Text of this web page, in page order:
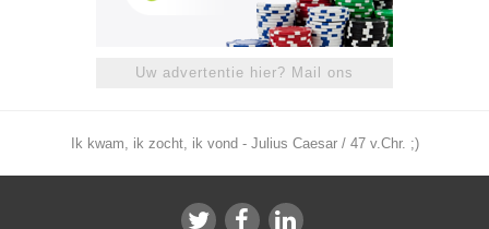
Uw advertentie hier? Mail ons
Ik kwam, ik zocht, ik vond - Julius Caesar / 47 v.Chr. ;)